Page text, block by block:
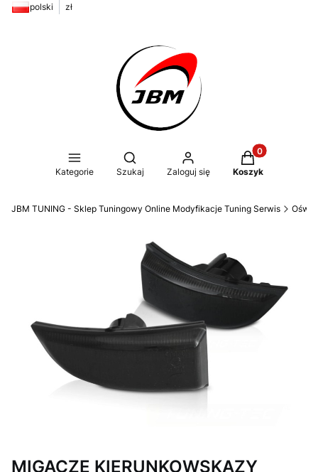
polski zł
Kategorie
Otwórz wyszukiwarkę
Szukaj Zaloguj się
Produkty w
Koszyk
JBM TUNING - Sklep Tuningowy Online Modyfikacje Tuning Serwis
MIGACZE KIERUNKOWSKAZY